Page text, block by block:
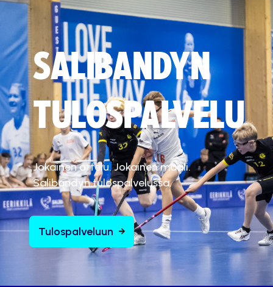
SALIBANDYN
TULOSPALVELU
Jokainen ottelu. Jokainen maali.
Salibandyn tulospalvelussa.
Tulospalveluun